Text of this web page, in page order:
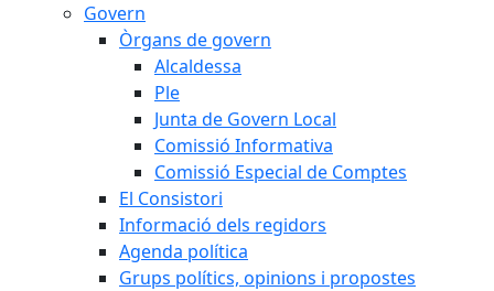
Govern
Òrgans de govern
Alcaldessa
Ple
Junta de Govern Local
Comissió Informativa
Comissió Especial de Comptes
El Consistori
Informació dels regidors
Agenda política
Grups polítics, opinions i propostes